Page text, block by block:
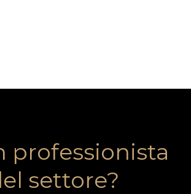
professionista
settore?